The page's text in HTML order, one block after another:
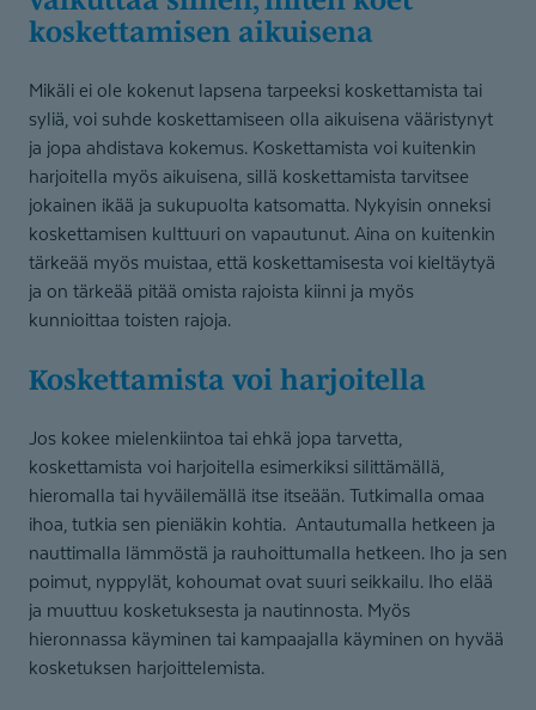
koskettamisen aikuisena
Mikäli ei ole kokenut lapsena tarpeeksi koskettamista tai
syliä, voi suhde koskettamiseen olla aikuisena vääristynyt
ja jopa ahdistava kokemus. Koskettamista voi kuitenkin
harjoitella myös aikuisena, sillä koskettamista tarvitsee
jokainen ikää ja sukupuolta katsomatta. Nykyisin onneksi
koskettamisen kulttuuri on vapautunut. Aina on kuitenkin
tärkeää myös muistaa, että koskettamisesta voi kieltäytyä
ja on tärkeää pitää omista rajoista kiinni ja myös
kunnioittaa toisten rajoja.
Koskettamista voi harjoitella
Jos kokee mielenkiintoa tai ehkä jopa tarvetta,
koskettamista voi harjoitella esimerkiksi silittämällä,
hieromalla tai hyväilemällä itse itseään. Tutkimalla omaa
ihoa, tutkia sen pieniäkin kohtia. Antautumalla hetkeen ja
nauttimalla lämmöstä ja rauhoittumalla hetkeen. Iho ja sen
poimut, nyppylät, kohoumat ovat suuri seikkailu. Iho elää
ja muuttuu kosketuksesta ja nautinnosta. Myös
hieronnassa käyminen tai kampaajalla käyminen on hyvää
kosketuksen harjoittelemista.